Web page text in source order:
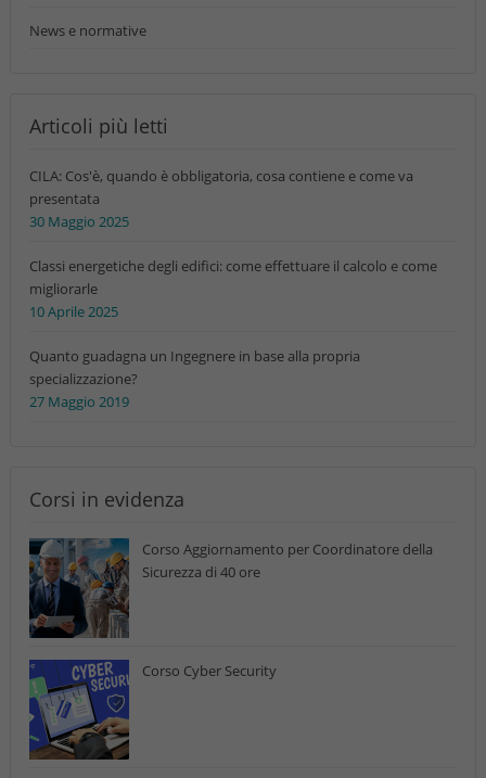
News e normative
Articoli più letti
CILA: Cos'è, quando è obbligatoria, cosa contiene e come va
presentata
30 Maggio 2025
Classi energetiche degli edifici: come effettuare il calcolo e come
migliorarle
10 Aprile 2025
Quanto guadagna un Ingegnere in base alla propria
specializzazione?
27 Maggio 2019
Corsi in evidenza
Corso Aggiornamento per Coordinatore della
Sicurezza di 40 ore
Corso Cyber Security